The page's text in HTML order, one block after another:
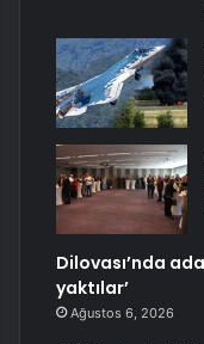
Dilovası’nda
yaktılar’
Ağustos 6, 2026